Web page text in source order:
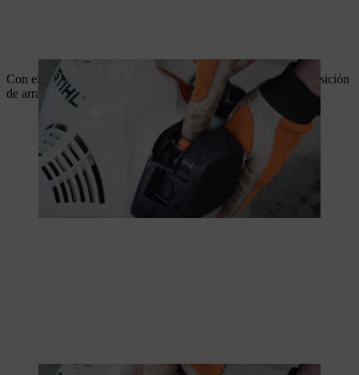
Con el motor frío, coloca la palanca del estrangulador en la posición
de arranque en frío.